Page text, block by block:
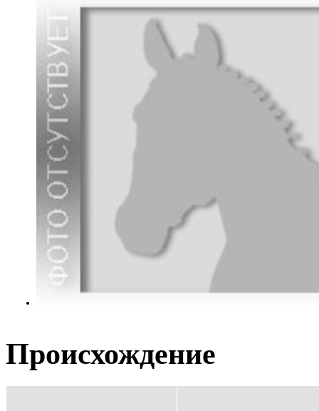
Происхождение